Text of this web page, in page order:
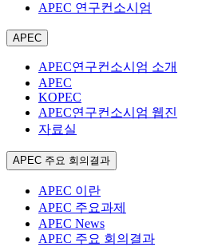
APEC 연구컨소시엄
APEC
APEC연구컨소시엄 소개
APEC
KOPEC
APEC연구컨소시엄 웹진
자료실
APEC 주요 회의결과
APEC 이란
APEC 주요과제
APEC News
APEC 주요 회의결과